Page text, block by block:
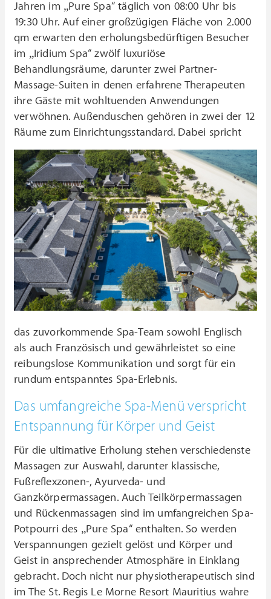
Jahren im „Pure Spa“ täglich von 08:00 Uhr bis
19:30 Uhr. Auf einer großzügigen Fläche von 2.000
qm erwarten den erholungsbedürftigen Besucher
im „Iridium Spa“ zwölf luxuriöse
Behandlungsräume, darunter zwei Partner-
Massage-Suiten in denen erfahrene Therapeuten
ihre Gäste mit wohltuenden Anwendungen
verwöhnen. Außenduschen gehören in zwei der 12
Räume zum Einrichtungsstandard. Dabei spricht
das zuvorkommende Spa-Team sowohl Englisch
als auch Französisch und gewährleistet so eine
reibungslose Kommunikation und sorgt für ein
rundum entspanntes Spa-Erlebnis.
Das umfangreiche Spa-Menü verspricht
Entspannung für Körper und Geist
Für die ultimative Erholung stehen verschiedenste
Massagen zur Auswahl, darunter klassische,
Fußreflexzonen-, Ayurveda- und
Ganzkörpermassagen. Auch Teilkörpermassagen
und Rückenmassagen sind im umfangreichen Spa-
Potpourri des „Pure Spa“ enthalten. So werden
Verspannungen gezielt gelöst und Körper und
Geist in ansprechender Atmosphäre in Einklang
gebracht. Doch nicht nur physiotherapeutisch sind
im The St. Regis Le Morne Resort Mauritius wahre